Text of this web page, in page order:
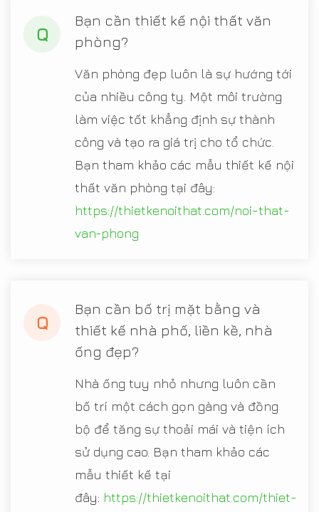
Q
Bạn cần thiết kế nội thất văn
phòng?
Văn phòng đẹp luôn là sự hướng tới
của nhiều công ty. Một môi trường
làm việc tốt khẳng định sự thành
công và tạo ra giá trị cho tổ chức.
Bạn tham khảo các mẫu thiết kế nội
thất văn phòng tại đây:
https://thietkenoithat.com/noi-that-
van-phong
Q
Bạn cần bố trị mặt bằng và
thiết kế nhà phố, liền kề, nhà
ống đẹp?
Nhà ống tuy nhỏ nhưng luôn cần
bố trí một cách gọn gàng và đồng
bộ để tăng sự thoải mái và tiện ích
sử dụng cao. Bạn tham khảo các
mẫu thiết kế tại
đây: https://thietkenoithat.com/thiet-